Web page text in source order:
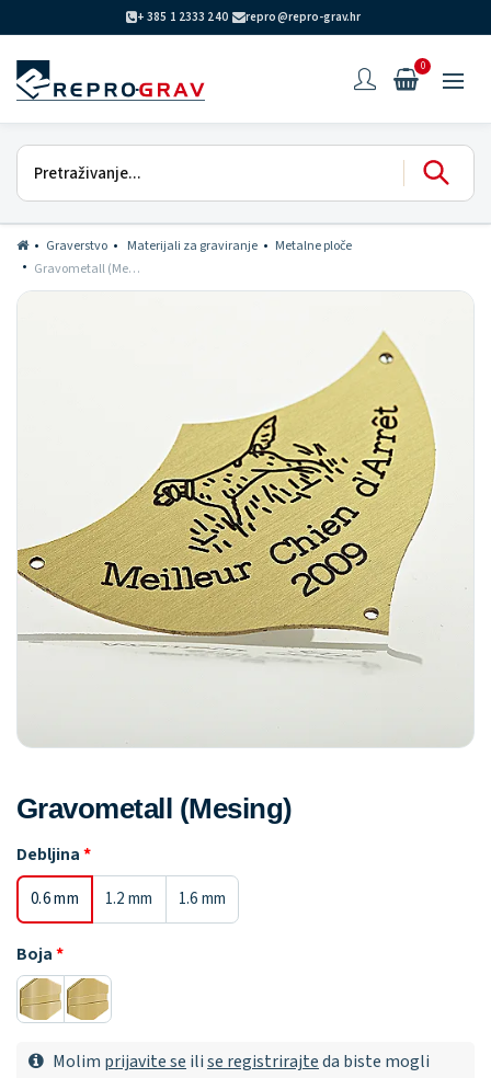
+ 385 1 2333 240 repro@repro-grav.hr
0
Graverstvo Materijali za graviranje
Metalne ploče
Gravometall (Mesing)
Gravometall (Mesing)
Debljina
0.6 mm 1.2 mm 1.6 mm
Boja
Molim prijavite se ilise registrirajteda biste mogli